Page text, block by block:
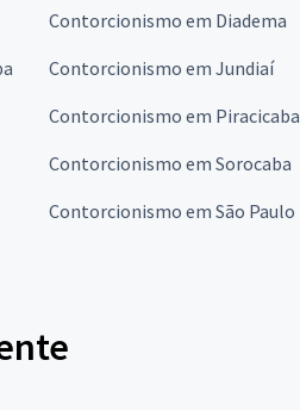
Contorcionismo em Diadema
Contorcionismo em Jundiaí
Contorcionismo em Piracicaba
Contorcionismo em Sorocaba
Contorcionismo em São Paulo